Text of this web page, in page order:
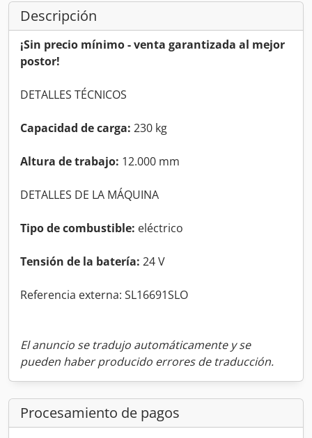
Descripción
¡Sin precio mínimo - venta garantizada al mejor
postor!
DETALLES TÉCNICOS
Capacidad de carga: 230 kg
Altura de trabajo: 12.000 mm
DETALLES DE LA MÁQUINA
Tipo de combustible: eléctrico
Tensión de la batería: 24 V
Referencia externa: SL16691SLO
El anuncio se tradujo automáticamente y se
pueden haber producido errores de traducción.
Procesamiento de pagos